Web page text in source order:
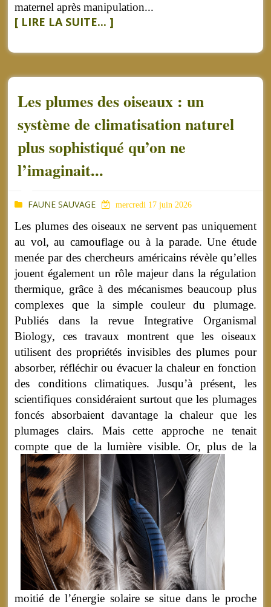
maternel après manipulation...
[ LIRE LA SUITE... ]
Les plumes des oiseaux : un
système de climatisation naturel
plus sophistiqué qu’on ne
l’imaginait...
FAUNE SAUVAGE mercredi 17 juin 2026
Les plumes des oiseaux ne servent pas uniquement
au vol, au camouflage ou à la parade. Une étude
menée par des chercheurs américains révèle qu’elles
jouent également un rôle majeur dans la régulation
thermique, grâce à des mécanismes beaucoup plus
complexes que la simple couleur du plumage.
Publiés dans la revue Integrative Organismal
Biology, ces travaux montrent que les oiseaux
utilisent des propriétés invisibles des plumes pour
absorber, réfléchir ou évacuer la chaleur en fonction
des conditions climatiques. Jusqu’à présent, les
scientifiques considéraient surtout que les plumages
foncés absorbaient davantage la chaleur que les
plumages clairs. Mais cette approche ne tenait
compte que de la lumière visible.Or, plus de la
moitié de l’énergie solaire se situe dans le proche